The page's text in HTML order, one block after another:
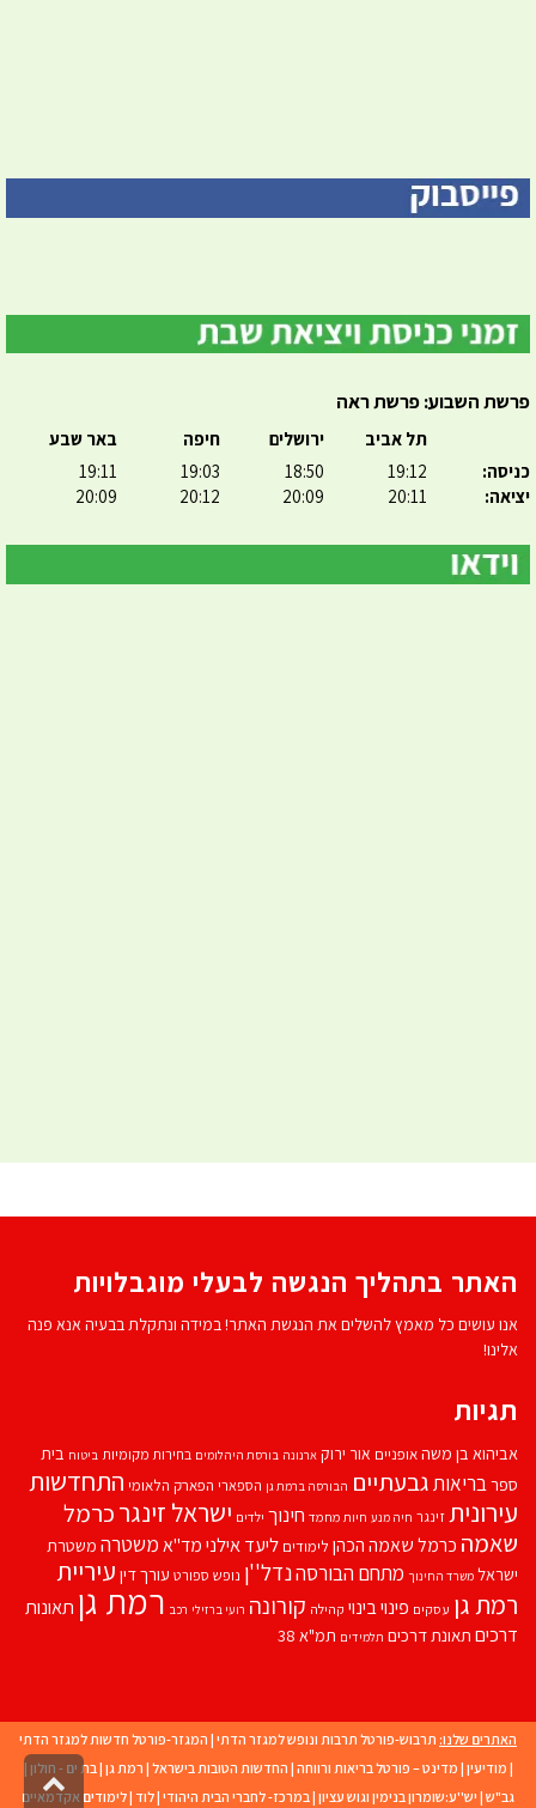
פרשת השבוע: פרשת ראה
כניסה:
יציאה:
תל אביב
19:12
20:11
ירושלים
18:50
20:09
חיפה
19:03
20:12
באר שבע
19:11
20:09
האתר בתהליך הנגשה לבעלי מוגבלויות
אנו עושים כל מאמץ להשלים את הנגשת האתר! במידה ונתקלת בבעיה אנא פנה
אלינו!
תגיות
אביהוא בן משהאופניים אור ירוק ארנונה בורסת היהלומים בחירות מקומיות ביטוח בית
ספרבריאותגבעתיים הבורסה ברמת גן הספארי הפארק הלאומי התחדשות
עירוניתזינגר חיה מנע חיות מחמד חינוך ילדים ישראל זינגרכרמל
שאמה כרמל שאמה הכהן לימודים ליעד אילנימד''אמשטרה משטרת
ישראל משרד החינוך מתחם הבורסהנדל''ן נופש ספורט עורך דין עיריית
רמת גן עסקים פינוי בינוי קהילה קורונה רועי ברזילי רכב רמת גן תאונות
דרכים תאונת דרכים תלמידים תמ"א 38
האתרים שלנו: תרבוש-פורטל תרבות ונופש למגזר הדתי | המגזר-פורטל חדשות למגזר הדתי
| מודיעין | מדינט – פורטל בריאות ורווחה | החדשות הטובות בישראל | רמת גן | בת ים - חולון |
גב"ש | יש''ע:שומרון בנימין וגוש עציון | במרכז- לחברי הבית היהודי |לוד |לימודים אקדמאיים